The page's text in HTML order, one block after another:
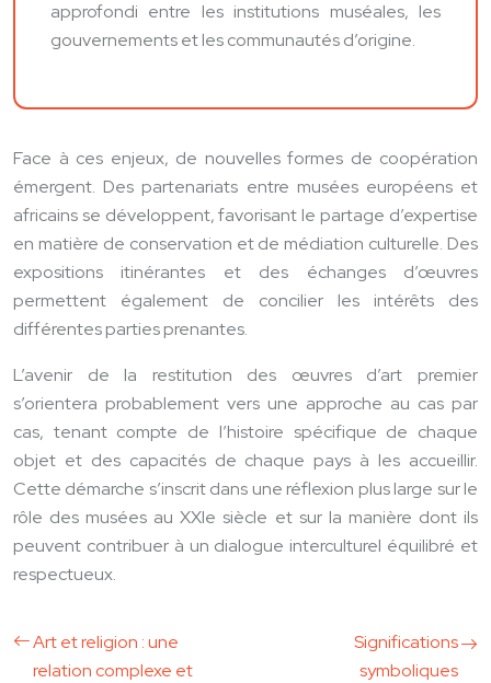
approfondi entre les institutions muséales, les
gouvernements et les communautés d’origine.
Face à ces enjeux, de nouvelles formes de coopération
émergent. Des partenariats entre musées européens et
africains se développent, favorisant le partage d’expertise
en matière de conservation et de médiation culturelle. Des
expositions itinérantes et des échanges d’œuvres
permettent également de concilier les intérêts des
différentes parties prenantes.
L’avenir de la restitution des œuvres d’art premier
s’orientera probablement vers une approche au cas par
cas, tenant compte de l’histoire spécifique de chaque
objet et des capacités de chaque pays à les accueillir.
Cette démarche s’inscrit dans une réflexion plus large sur le
rôle des musées au XXIe siècle et sur la manière dont ils
peuvent contribuer à un dialogue interculturel équilibré et
respectueux.
Art et religion : une
relation complexe et
Significations
symboliques